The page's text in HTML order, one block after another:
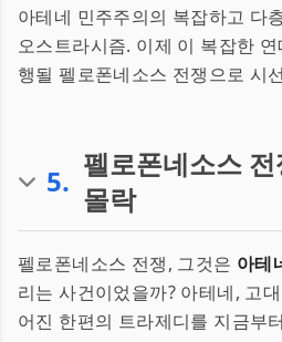
아테네 민주주의의 복잡하고 다
오스트라시즘. 이제 이 복잡한
행될 펠로폰네소스 전쟁으로 시
5. 펠로폰네소스
몰락
펠로폰네소스 전쟁, 그것은 아테
리는 사건이었을까? 아테네, 고
어진 한편의 트라제디를 지금부